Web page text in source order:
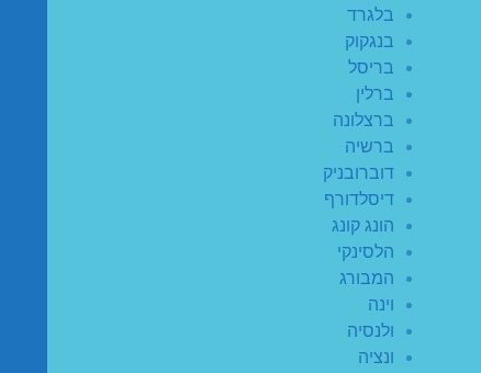
בלגרד
בנגקוק
בריסל
ברלין
ברצלונה
ברשיה
דוברובניק
דיסלדורף
הונג קונג
הלסינקי
המבורג
וינה
ולנסיה
ונציה